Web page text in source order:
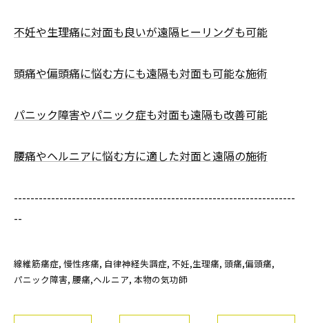
不妊や生理痛に対面も良いが遠隔ヒーリングも可能
頭痛や偏頭痛に悩む方にも遠隔も対面も可能な施術
パニック障害やパニック症も対面も遠隔も改善可能
腰痛やヘルニアに悩む方に適した対面と遠隔の施術
--------------------------------------------------------------------
--
線維筋痛症 慢性疼痛 自律神経失調症 不妊,生理痛 頭痛,偏頭痛
パニック障害 腰痛,ヘルニア 本物の気功師